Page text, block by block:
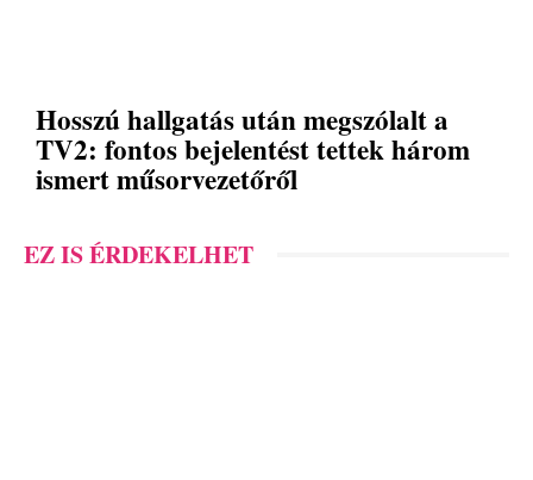
Hosszú hallgatás után megszólalt a
TV2: fontos bejelentést tettek három
ismert műsorvezetőről
EZ IS ÉRDEKELHET